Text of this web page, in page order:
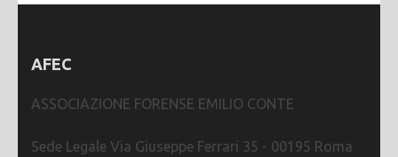
AFEC
ASSOCIAZIONE FORENSE EMILIO CONTE
Sede Legale Via Giuseppe Ferrari 35 - 00195 Roma